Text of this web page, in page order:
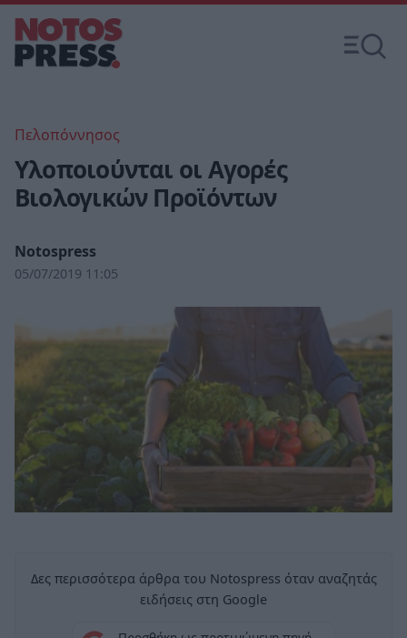
Πελοπόννησος
Υλοποιούνται οι Αγορές
Βιολογικών Προϊόντων
Notospress
05/07/2019 11:05
Δες περισσότερα άρθρα του Notospress όταν αναζητάς
ειδήσεις στη Google